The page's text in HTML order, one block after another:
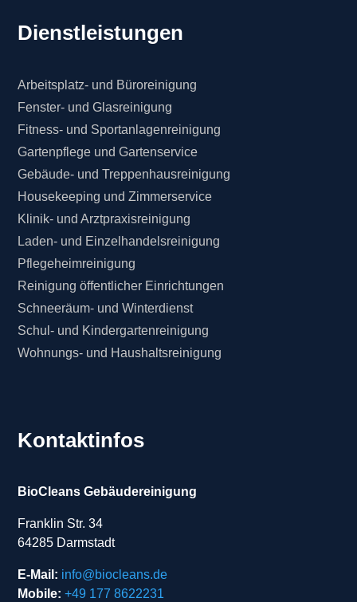
Dienstleistungen
Arbeitsplatz- und Büroreinigung
Fenster- und Glasreinigung
Fitness- und Sportanlagenreinigung
Gartenpflege und Gartenservice
Gebäude- und Treppenhausreinigung
Housekeeping und Zimmerservice
Klinik- und Arztpraxisreinigung
Laden- und Einzelhandelsreinigung
Pflegeheimreinigung
Reinigung öffentlicher Einrichtungen
Schneeräum- und Winterdienst
Schul- und Kindergartenreinigung
Wohnungs- und Haushaltsreinigung
Kontaktinfos
BioCleans Gebäudereinigung
Franklin Str. 34
64285 Darmstadt
E-Mail: info@biocleans.de
Mobile: +49 177 8622231